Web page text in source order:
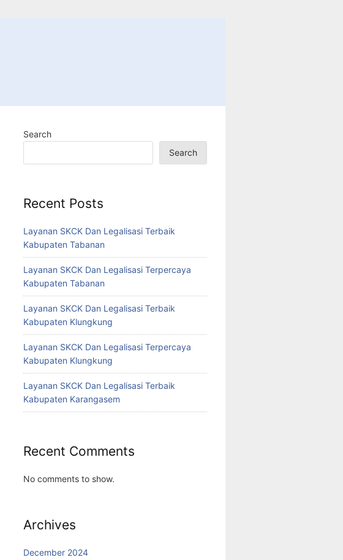
Search
Search
Recent Posts
Layanan SKCK Dan Legalisasi Terbaik
Kabupaten Tabanan
Layanan SKCK Dan Legalisasi Terpercaya
Kabupaten Tabanan
Layanan SKCK Dan Legalisasi Terbaik
Kabupaten Klungkung
Layanan SKCK Dan Legalisasi Terpercaya
Kabupaten Klungkung
Layanan SKCK Dan Legalisasi Terbaik
Kabupaten Karangasem
Recent Comments
No comments to show.
Archives
December 2024